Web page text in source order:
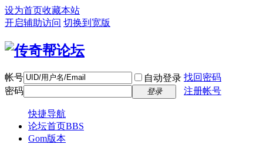
设为首页收藏本站
开启辅助访问 切换到宽版
帐号 自动登录 找回密码
密码
登录 注册帐号
快捷导航
论坛首页BBS
Gom版本